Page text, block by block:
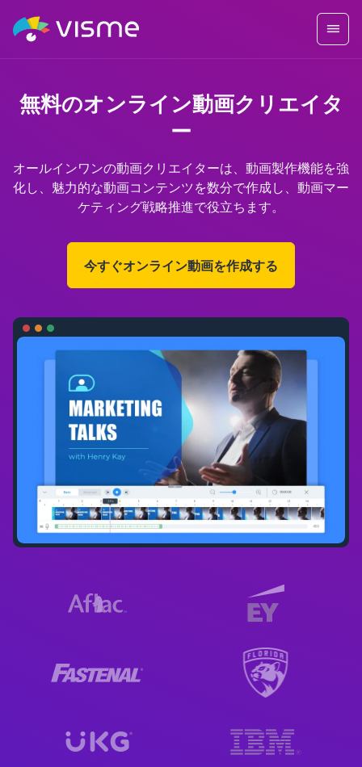
無料のオンライン動画クリエイタ
ー
オールインワンの動画クリエイターは、動画製作機能を強
化し、魅力的な動画コンテンツを数分で作成し、動画マー
ケティング戦略推進で役立ちます。
今すぐオンライン動画を作成する